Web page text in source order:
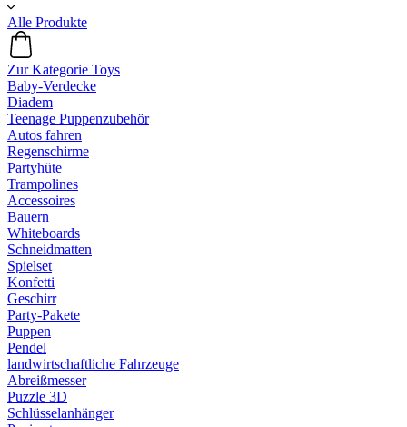
Alle Produkte
Zur Kategorie Toys
Baby-Verdecke
Diadem
Teenage Puppenzubehör
Autos fahren
Regenschirme
Partyhüte
Trampolines
Accessoires
Bauern
Whiteboards
Schneidmatten
Spielset
Konfetti
Geschirr
Party-Pakete
Puppen
Pendel
landwirtschaftliche Fahrzeuge
Abreißmesser
Puzzle 3D
Schlüsselanhänger